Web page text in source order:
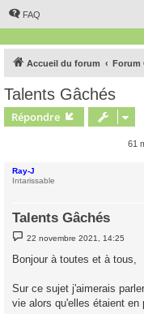
FAQ
Accueil du forum Forum
Talents Gâchés
Répondre
61
Ray-J
Intarissable
Talents Gâchés
M
e
s
e
22 novembre 2021, 14:25
Bonjour à toutes et à tous,
Sur ce sujet j'aimerais
vie alors qu'elles étaient en